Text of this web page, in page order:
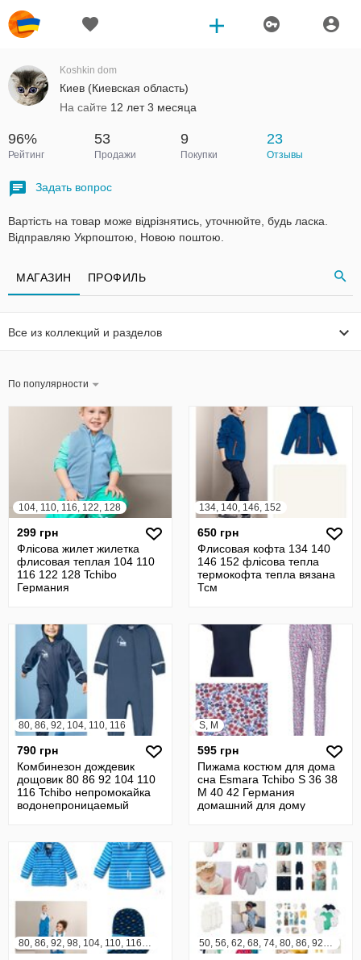
Koshkin dom
Киев (Киевская область)
На сайте 12 лет 3 месяца
96%
Рейтинг
53
Продажи
9
Покупки
23
Отзывы
Задать вопрос
Вартість на товар може відрізнятись, уточнюйте, будь ласка.
Відправляю Укрпоштою, Новою поштою.
МАГАЗИН ПРОФИЛЬ
Все из коллекций и разделов
По популярности
104, 110, 116, 122, 128
299 грн
Флісова жилет жилетка
флисовая теплая 104 110
116 122 128 Tchibo
Германия
134, 140, 146, 152
650 грн
Флисовая кофта 134 140
146 152 флісова тепла
термокофта тепла вязана
Тсм
80, 86, 92, 104, 110, 116
790 грн
Комбинезон дождевик
дощовик 80 86 92 104 110
116 Tchibo непромокайка
водонепроницаемый
S, M
595 грн
Пижама костюм для дома
сна Esmara Tchibo S 36 38
М 40 42 Германия
домашний для дому